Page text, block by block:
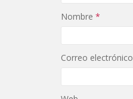
Nombre *
Correo electrónico